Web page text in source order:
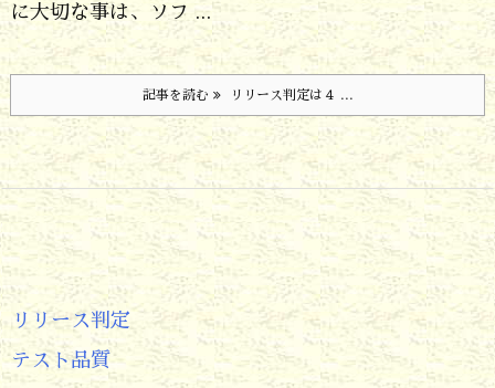
に大切な事は、ソフ ...
記事を読む リリース判定は４ ...
リリース判定
テスト品質